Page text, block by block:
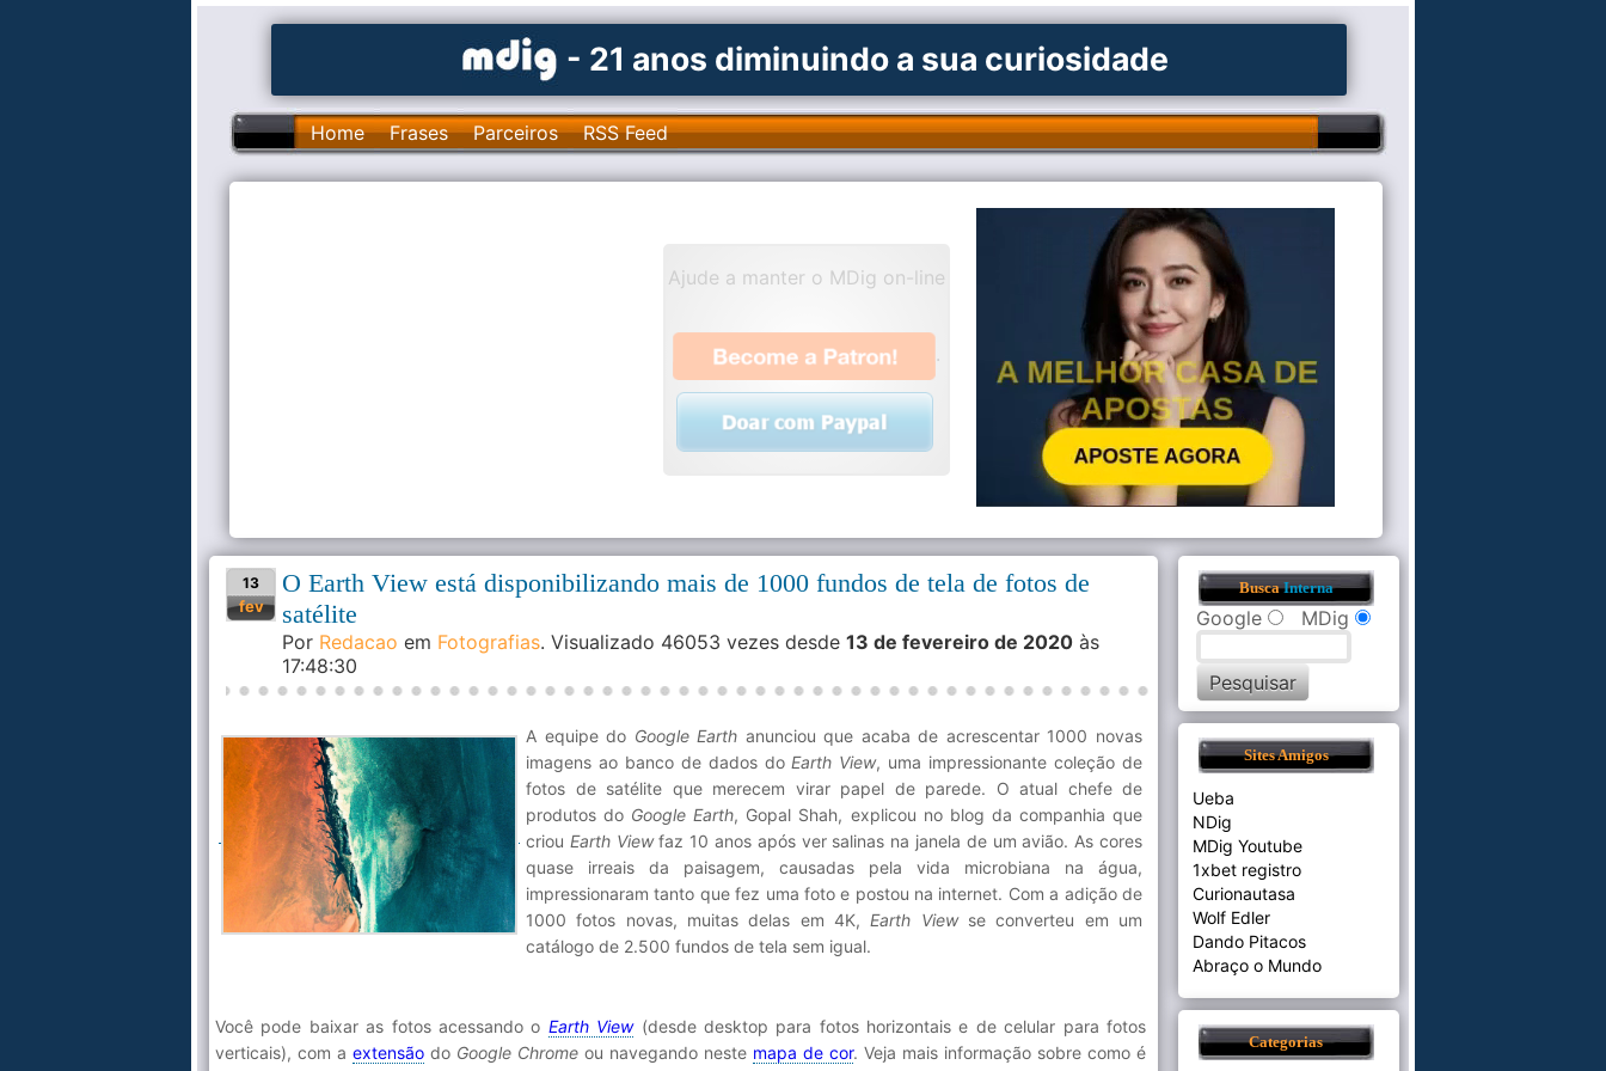
- 21 anos diminuindo a sua curiosidade
Home Frases Parceiros RSS Feed
Ajude a manter o MDig on-line
.
13
fev
O Earth View está disponibilizando mais de 1000 fundos de tela de fotos de
satélite
Por Redacao em Fotografias. Visualizado 46053 vezes desde 13 de fevereiro de 2020 às
17:48:30
A equipe do Google Earth anunciou que acaba de acrescentar 1000 novas
imagens ao banco de dados doEarth View, uma impressionante coleção de
fotos de satélite que merecem virar papel de parede. O atual chefe de
produtos do Google Earth, Gopal Shah, explicou no blog da companhia que
criou Earth Viewfaz 10 anos após ver salinas na janela de um avião. As cores
quase irreais da paisagem, causadas pela vida microbiana na água,
impressionaram tanto que fez uma foto e postou na internet. Com a adição de
1000 fotos novas, muitas delas em 4K,Earth Viewse converteu em um
catálogo de 2.500 fundos de tela sem igual.
Você pode baixar as fotos acessando o Earth View(desde desktop para fotos horizontais e de celular para fotos
verticais), com a extensão do Google Chrome ou navegando neste mapa de cor. Veja mais informação sobre como é
BuscaInterna
Google MDig
Sites Amigos
Ueba
NDig
MDig Youtube
1xbet registro
Curionautasa
Wolf Edler
Dando Pitacos
Abraço o Mundo
Categorias